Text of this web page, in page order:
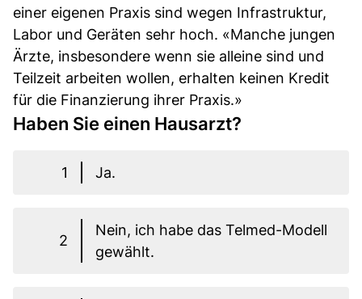
einer eigenen Praxis sind wegen Infrastruktur,
Labor und Geräten sehr hoch. «Manche jungen
Ärzte, insbesondere wenn sie alleine sind und
Teilzeit arbeiten wollen, erhalten keinen Kredit
für die Finanzierung ihrer Praxis.»
Haben Sie einen Hausarzt?
1 Ja.
2
Nein, ich habe das Telmed-Modell
gewählt.